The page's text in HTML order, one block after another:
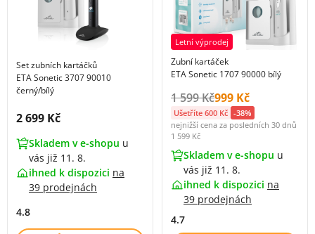
Set zubních kartáčků
ETA Sonetic 3707 90010
černý/bílý
Cena s DPH:
2 699 Kč
Skladem v e-shopu u
vás již 11. 8.
ihned k dispozici na
39 prodejnách
4.8
Letní výprodej
Zubní kartáček
ETA Sonetic 1707 90000 bílý
Původní cena s DPH:
1 599 KčCena s DPH:
999 Kč
Ušetříte 600 Kč -38%
nejnižší cena za posledních 30 dnů
1 599 Kč
Skladem v e-shopu u
vás již 11. 8.
ihned k dispozici na
39 prodejnách
4.7